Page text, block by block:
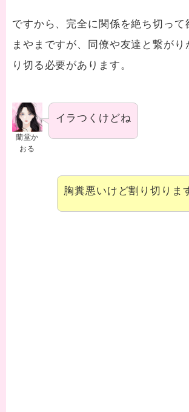
ですから、完全に関係を絶ち切って
まやまですが、同僚や友達と繋がり
り切る必要があります。
蘭堂か
おる
イラつくけどね
胸糞悪いけど割り切りま